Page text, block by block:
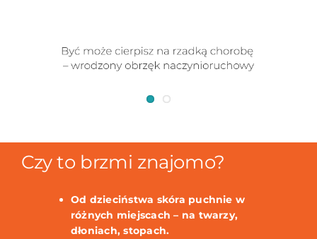
Czy to brzmi znajomo?
Od dzieciństwa skóra puchnie w
różnych miejscach – na twarzy,
dłoniach, stopach.